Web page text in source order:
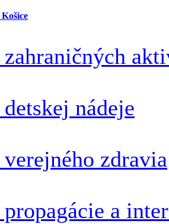
nádeje
zdravia
a